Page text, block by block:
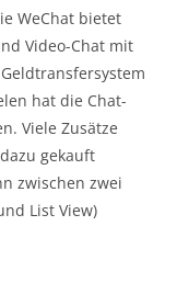
WeChat bietet
Video-Chat mit
hat die Chat-
Viele Zusätze
gekauft
zwischen zwei
List View)